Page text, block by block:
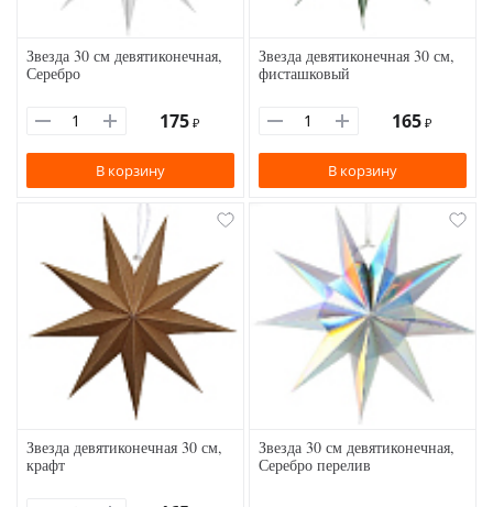
Звезда 30 см девятиконечная,
Серебро
175 ₽
В корзину
Звезда девятиконечная 30 см,
фисташковый
165 ₽
В корзину
Звезда девятиконечная 30 см,
крафт
Звезда 30 см девятиконечная,
Серебро перелив